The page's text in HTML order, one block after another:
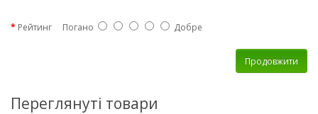
Рейтинг Погано Добре
Продовжити
Переглянуті товари